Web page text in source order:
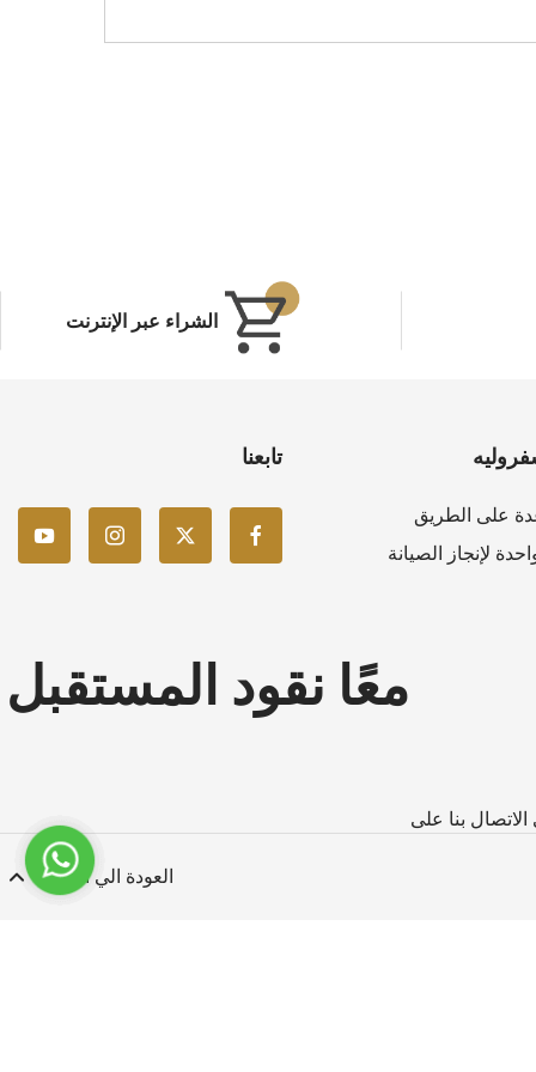
الشراء عبر الإنترنت
على الطريق
لإنجاز الصيانة
تابعنا
معًا نقود المستقبل
العودة الي الاعلى